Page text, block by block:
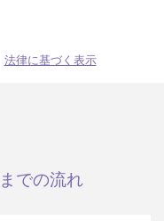
法律に基づく表示
での流れ